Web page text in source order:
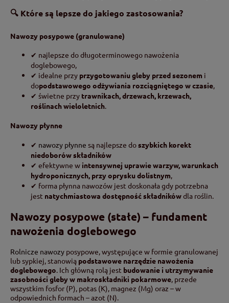
🔍 Które są lepsze do jakiego zastosowania?
Nawozy posypowe (granulowane)
✔ najlepsze do długoterminowego nawożenia
doglebowego,
✔ idealne przy przygotowaniu gleby przed sezonem i
dopodstawowego odżywiania rozciągniętego w czasie,
✔ świetne przy trawnikach, drzewach, krzewach,
roślinach wieloletnich.
Nawozy płynne
✔ nawozy płynne są najlepsze doszybkich korekt
niedoborów składników
✔ efektywne w intensywnej uprawie warzyw, warunkach
hydroponicznych, przy oprysku dolistnym
✔ forma płynna nawozów jest doskonała gdy potrzebna
jest natychmiastowa dostępność składnikówdla roślin.
Nawozy posypowe (stałe) – fundament
nawożenia doglebowego
Rolnicze nawozy posypowe, występujące w formie granulowanej
lub sypkiej, stanowią podstawowe narzędzie nawożenia
doglebowego. Ich główną rolą jest budowanie i utrzymywanie
zasobności gleby w makroskładniki pokarmowe, przede
wszystkim fosfor (P), potas (K), magnez (Mg) oraz – w
odpowiednich formach – azot (N).